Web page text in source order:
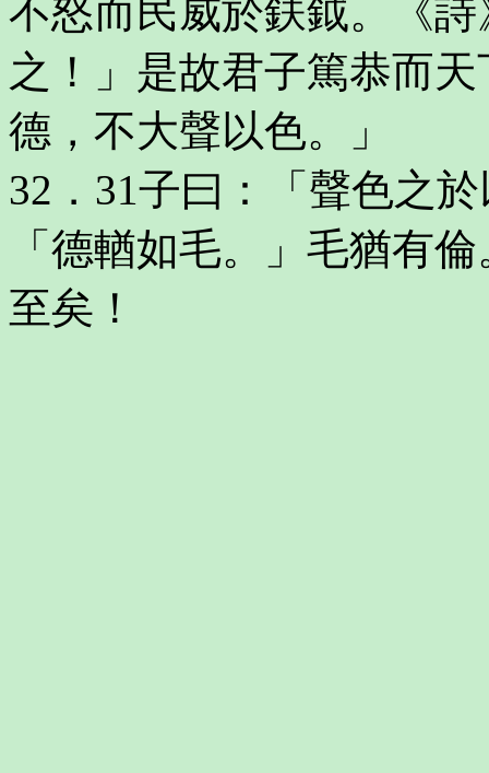
不怒而民威於鈇鉞。《
之！」是故君子篤恭而
德，不大聲以色。」
32．31子曰：「聲色之
「德輶如毛。」毛猶有
至矣！